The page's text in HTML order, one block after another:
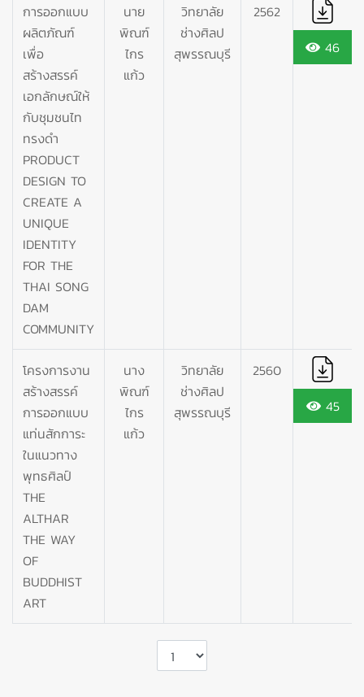
การออกแบบ
ผลิตภัณฑ์
เพื่อ
สร้างสรรค์
เอกลักษณ์ให้
กับชุมชนไท
ทรงดำ
PRODUCT
DESIGN TO
CREATE A
UNIQUE
IDENTITY
FOR THE
THAI SONG
DAM
COMMUNITY
นาย
พิณฑ์
ไกร
แก้ว
วิทยาลัย
ช่างศิลป
สุพรรณบุรี
2562
46
โครงการงาน
สร้างสรรค์
การออกแบบ
แท่นสักการะ
ในแนวทาง
พุทธศิลป์
THE
ALTHAR
THE WAY
OF
BUDDHIST
ART
นาง
พิณฑ์
ไกร
แก้ว
วิทยาลัย
ช่างศิลป
สุพรรณบุรี
2560
45